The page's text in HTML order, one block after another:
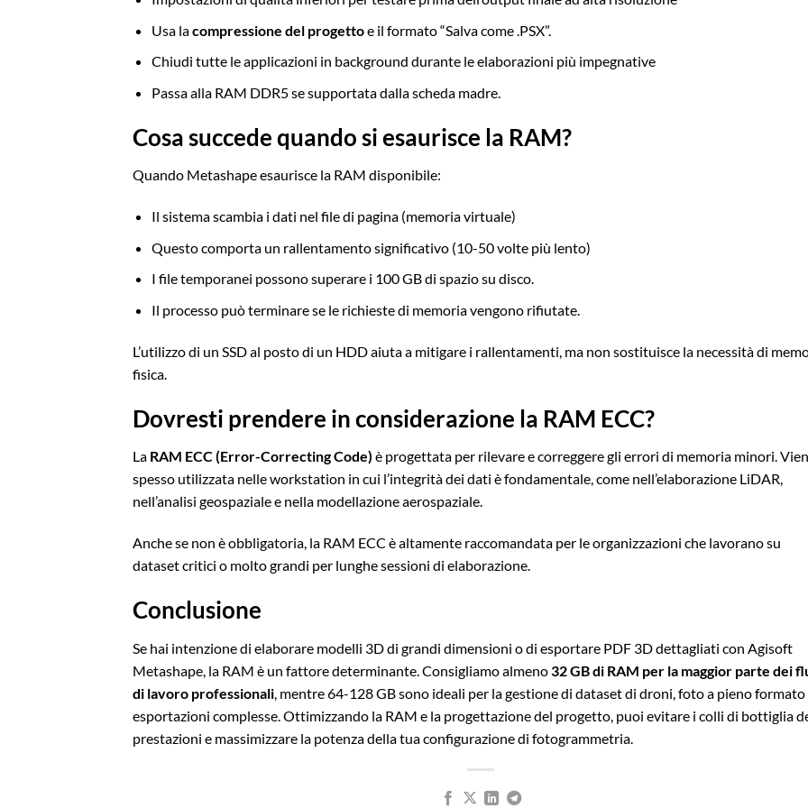
Usa lacompressione del progettoe il formato “Salva come .PSX”.
Chiudi tutte le applicazioni in background durante le elaborazioni più impegnative
Passa alla RAM DDR5 se supportata dalla scheda madre.
Cosa succede quando si esaurisce la RAM?
Quando Metashape esaurisce la RAM disponibile:
Il sistema scambia i dati nel file di pagina (memoria virtuale)
Questo comporta un rallentamento significativo (10-50 volte più lento)
I file temporanei possono superare i 100 GB di spazio su disco.
Il processo può terminare se le richieste di memoria vengono rifiutate.
L’utilizzo di un SSD al posto di un HDD aiuta a mitigare i rallentamenti, ma non sostituisce la necessità di
fisica.
Dovresti prendere in considerazione la RAM ECC?
La RAM ECC (Error-Correcting Code) è progettata per rilevare e correggere gli errori di memoria minori.
spesso utilizzata nelle workstation in cui l’integrità dei dati è fondamentale, come nell’elaborazione LiDAR,
nell’analisi geospaziale e nella modellazione aerospaziale.
Anche se non è obbligatoria, la RAM ECC è altamente raccomandata per le organizzazioni che lavorano su
dataset critici o molto grandi per lunghe sessioni di elaborazione.
Conclusione
Se hai intenzione di elaborare modelli 3D di grandi dimensioni o di esportare PDF 3D dettagliati con Agisoft
Metashape, la RAM è un fattore determinante. Consigliamo almeno32 GB di RAM per la maggior parte dei
di lavoro professionali , mentre 64-128 GB sono ideali per la gestione di dataset di droni, foto a pieno formato
esportazioni complesse. Ottimizzando la RAM e la progettazione del progetto, puoi evitare i colli di bottiglia
prestazioni e massimizzare la potenza della tua configurazione di fotogrammetria.